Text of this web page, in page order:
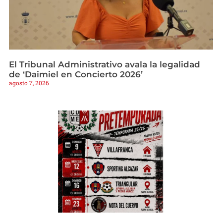
El Tribunal Administrativo avala la legalidad
de ‘Daimiel en Concierto 2026’
agosto 7, 2026